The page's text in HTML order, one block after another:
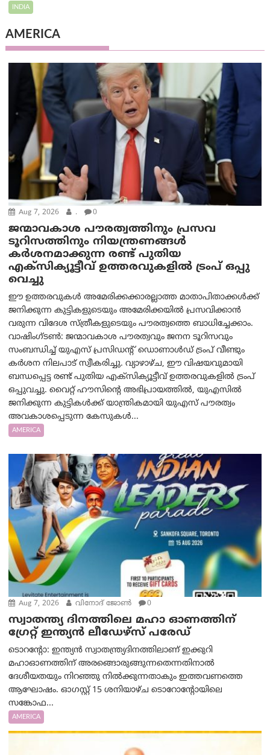
INDIA
AMERICA
Aug 7, 2026 . 0
ജന്മാവകാശ പൗരത്വത്തിനും പ്രസവ
ടൂറിസത്തിനും നിയന്ത്രണങ്ങൾ
കർശനമാക്കുന്ന രണ്ട് പുതിയ
എക്സിക്യൂട്ടീവ് ഉത്തരവുകളിൽ ട്രംപ് ഒപ്പു
വെച്ചു
ഈ ഉത്തരവുകൾ അമേരിക്കക്കാരല്ലാത്ത മാതാപിതാക്കൾക്ക്
ജനിക്കുന്ന കുട്ടികളുടെയും അമേരിക്കയിൽ പ്രസവിക്കാൻ
വരുന്ന വിദേശ സ്ത്രീകളുടെയും പൗരത്വത്തെ ബാധിച്ചേക്കാം.
വാഷിംഗ്ടണ്‍: ജന്മാവകാശ പൗരത്വവും ജനന ടൂറിസവും
സംബന്ധിച്ച് യുഎസ് പ്രസിഡന്റ് ഡൊണാൾഡ് ട്രംപ് വീണ്ടും
കർശന നിലപാട് സ്വീകരിച്ചു. വ്യാഴാഴ്ച, ഈ വിഷയവുമായി
ബന്ധപ്പെട്ട രണ്ട് പുതിയ എക്സിക്യൂട്ടീവ് ഉത്തരവുകളിൽ ട്രംപ്
ഒപ്പുവച്ചു. വൈറ്റ് ഹൗസിന്റെ അഭിപ്രായത്തിൽ, യുഎസിൽ
ജനിക്കുന്ന കുട്ടികൾക്ക് യാന്ത്രികമായി യുഎസ് പൗരത്വം
അവകാശപ്പെടുന്ന കേസുകൾ...
AMERICA
Aug 7, 2026 വിനോദ് ജോൺ 0
സ്വാതന്ത്യ ദിനത്തിലെ മഹാ ഓണത്തിന്
ഗ്രേറ്റ് ഇന്ത്യൻ ലീഡേഴ്സ് പരേഡ്
ടൊറന്റോ: ഇന്ത്യൻ സ്വാതന്ത്ര്യദിനത്തിലാണ് ഇക്കുറി
മഹാഓണത്തിന് അരങ്ങൊരുങ്ങുന്നതെന്നതിനാൽ
ദേശീയതയും നിറഞ്ഞു നിൽക്കുന്നതാകും ഇത്തവണത്തെ
ആഘോഷം. ഓഗസ്റ്റ് 15 ശനിയാഴ്ച ടൊറോന്റോയിലെ
സങ്കോഫ...
AMERICA